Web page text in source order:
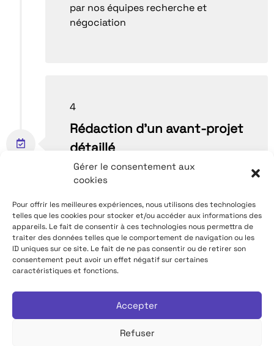
Gérer le consentement aux
cookies
Pour offrir les meilleures expériences, nous utilisons des technologies
telles que les cookies pour stocker et/ou accéder aux informations des
appareils. Le fait de consentir à ces technologies nous permettra de
traiter des données telles que le comportement de navigation ou les
ID uniques sur ce site. Le fait de ne pas consentir ou de retirer son
consentement peut avoir un effet négatif sur certaines
caractéristiques et fonctions.
Accepter
Refuser
par nos équipes recherche et
négociation
4
Rédaction d’un avant-projet
détaillé
par nos équipes techniques
5
Validation du site
par vos équipes